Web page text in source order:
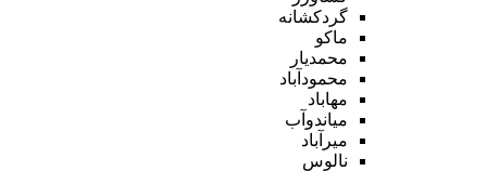
گردکشانه
ماکو
محمدیار
محمودآباد
مهاباد
میاندوآب
میرآباد
نالوس